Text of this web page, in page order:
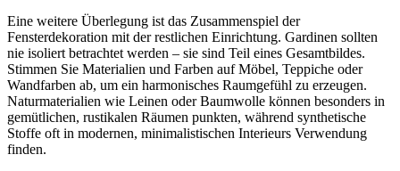
Eine weitere Überlegung ist das Zusammenspiel der
Fensterdekoration mit der restlichen Einrichtung. Gardinen sollten
nie isoliert betrachtet werden – sie sind Teil eines Gesamtbildes.
Stimmen Sie Materialien und Farben auf Möbel, Teppiche oder
Wandfarben ab, um ein harmonisches Raumgefühl zu erzeugen.
Naturmaterialien wie Leinen oder Baumwolle können besonders in
gemütlichen, rustikalen Räumen punkten, während synthetische
Stoffe oft in modernen, minimalistischen Interieurs Verwendung
finden.